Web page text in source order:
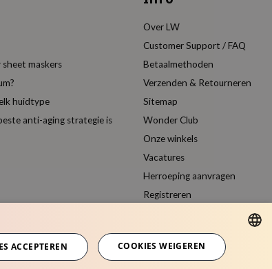
maskers
huidtype
anti-aging strategie is
Over LW
Customer Support / FAQ
Betaalmethoden
Verzenden & Retourneren
Sitemap
Wonder Club
Onze winkels
Vacatures
Herroeping aanvragen
Registreren
DUTCH
ACCEPTEREN COOKIES WEIGEREN